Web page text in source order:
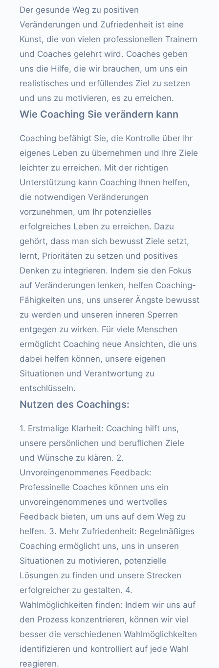
Der gesunde Weg zu positiven
Veränderungen und Zufriedenheit ist eine
Kunst, die von vielen professionellen Trainern
und Coaches gelehrt wird. Coaches geben
uns die Hilfe, die wir brauchen, um uns ein
realistisches und erfüllendes Ziel zu setzen
und uns zu motivieren, es zu erreichen.
Wie Coaching Sie verändern kann
Coaching befähigt Sie, die Kontrolle über Ihr
eigenes Leben zu übernehmen und Ihre Ziele
leichter zu erreichen. Mit der richtigen
Unterstützung kann Coaching Ihnen helfen,
die notwendigen Veränderungen
vorzunehmen, um Ihr potenzielles
erfolgreiches Leben zu erreichen. Dazu
gehört, dass man sich bewusst Ziele setzt,
lernt, Prioritäten zu setzen und positives
Denken zu integrieren. Indem sie den Fokus
auf Veränderungen lenken, helfen Coaching-
Fähigkeiten uns, uns unserer Ängste bewusst
zu werden und unseren inneren Sperren
entgegen zu wirken. Für viele Menschen
ermöglicht Coaching neue Ansichten, die uns
dabei helfen können, unsere eigenen
Situationen und Verantwortung zu
entschlüsseln.
Nutzen des Coachings:
1. Erstmalige Klarheit: Coaching hilft uns,
unsere persönlichen und beruflichen Ziele
und Wünsche zu klären. 2.
Unvoreingenommenes Feedback:
Professinelle Coaches können uns ein
unvoreingenommenes und wertvolles
Feedback bieten, um uns auf dem Weg zu
helfen. 3. Mehr Zufriedenheit: Regelmäßiges
Coaching ermöglicht uns, uns in unseren
Situationen zu motivieren, potenzielle
Lösungen zu finden und unsere Strecken
erfolgreicher zu gestalten. 4.
Wahlmöglichkeiten finden: Indem wir uns auf
den Prozess konzentrieren, können wir viel
besser die verschiedenen Wahlmöglichkeiten
identifizieren und kontrolliert auf jede Wahl
reagieren.